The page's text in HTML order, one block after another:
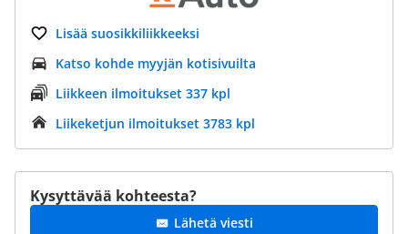
Lisää suosikkiliikkeeksi
Katso kohde myyjän kotisivuilta
Liikkeen ilmoitukset 337 kpl
Liikeketjun ilmoitukset 3783 kpl
Kysyttävää kohteesta?
Lähetä viesti